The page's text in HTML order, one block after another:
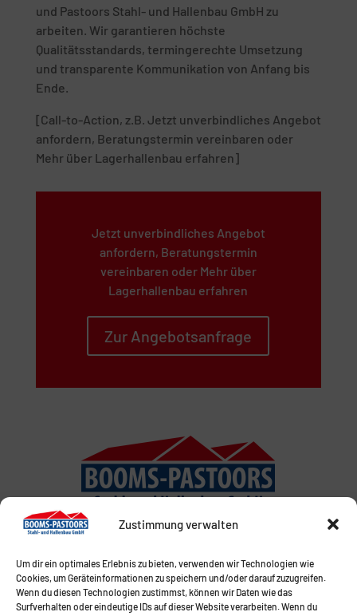
Zustimmung verwalten
Um dir ein optimales Erlebnis zu bieten, verwenden wir Technologien wie
Cookies, um Geräteinformationen zu speichern und/oder darauf zuzugreifen.
Wenn du diesen Technologien zustimmst, können wir Daten wie das
Surfverhalten oder eindeutige IDs auf dieser Website verarbeiten. Wenn du
und Pastoors Stahl- und Hallenbau GmbH zu
arbeiten. Wir garantieren höchste
Qualitätsstandards, termingerechte Umsetzung
und transparente Kommunikation von Anfang bis
Ende.
[Call-to-Action, z.B. Jetzt unverbindliches Angebot
anfordern, Beratungstermin vereinbaren oder
Mehr über Lagerhallenbau erfahren]
Jetzt unverbindliches Angebot
anfordern, Beratungstermin
vereinbaren oder Mehr über
Lagerhallenbau erfahren
Zur Angebotsanfrage